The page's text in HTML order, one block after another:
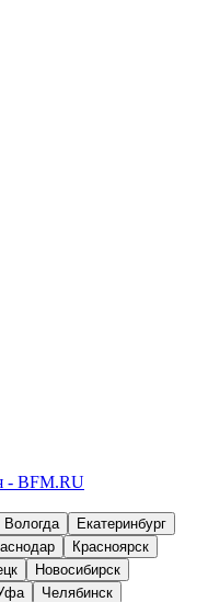
Вологда
Екатеринбург
Красноярск
Новосибирск
Челябинск